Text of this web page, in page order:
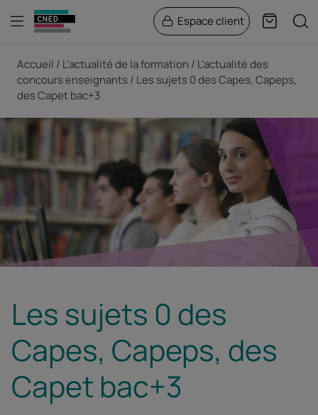
Menu Espace client Panier
Accueil L'actualité de la formation
L’actualité des
concours enseignants
Les sujets 0 des Capes, Capeps,
des Capet bac+3
Les sujets 0 des
Capes, Capeps, des
Capet bac+3